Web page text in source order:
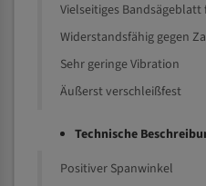
Vielseitiges
Widerstandsfähig gegen
Sehr geringe Vibration
Äußerst verschleißfest
Technische
Positiver Spanwinkel